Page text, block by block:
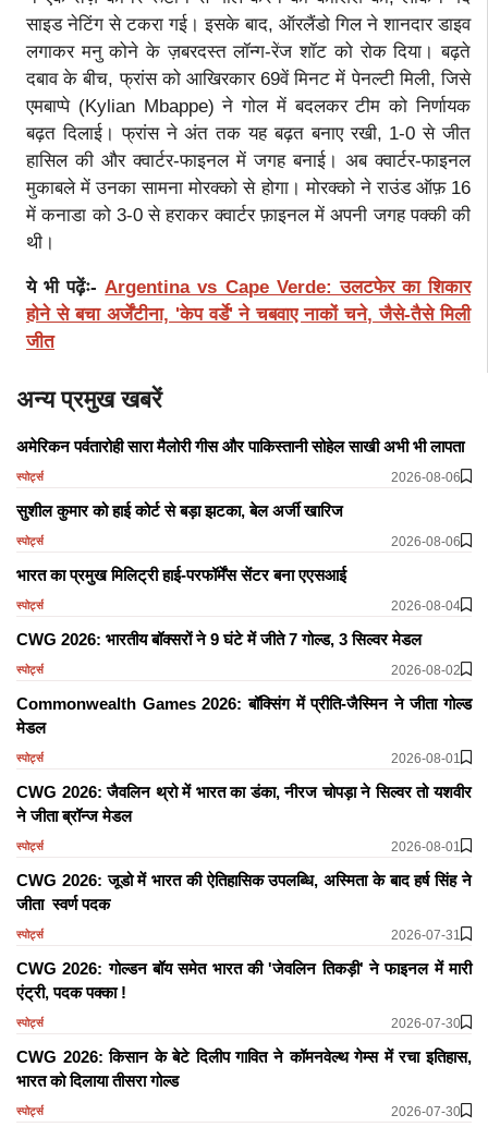
साइड नेटिंग से टकरा गई। इसके बाद, ऑरलैंडो गिल ने शानदार डाइव
लगाकर मनु कोने के ज़बरदस्त लॉन्ग-रेंज शॉट को रोक दिया। बढ़ते
दबाव के बीच, फ्रांस को आखिरकार 69वें मिनट में पेनल्टी मिली, जिसे
एमबाप्पे (Kylian Mbappe) ने गोल में बदलकर टीम को निर्णायक
बढ़त दिलाई। फ्रांस ने अंत तक यह बढ़त बनाए रखी, 1-0 से जीत
हासिल की और क्वार्टर-फाइनल में जगह बनाई। अब क्वार्टर-फाइनल
मुकाबले में उनका सामना मोरक्को से होगा। मोरक्को ने राउंड ऑफ़ 16
में कनाडा को 3-0 से हराकर क्वार्टर फ़ाइनल में अपनी जगह पक्की की
थी।
ये भी पढ़ेंः- Argentina vs Cape Verde: उलटफेर का शिकार
होने से बचा अर्जेंटीना, 'केप वर्डे' ने चबवाए नाकों चने, जैसे-तैसे मिली
जीत
अन्य प्रमुख खबरें
अमेरिकन पर्वतारोही सारा मैलोरी गीस और पाकिस्तानी सोहेल साखी अभी भी लापता
स्पोर्ट्स 2026-08-06
सुशील कुमार को हाई कोर्ट से बड़ा झटका, बेल अर्जी खारिज
स्पोर्ट्स 2026-08-06
भारत का प्रमुख मिलिट्री हाई-परफॉर्मेंस सेंटर बना एएसआई
स्पोर्ट्स 2026-08-04
CWG 2026: भारतीय बॉक्सरों ने 9 घंटे में जीते 7 गोल्ड, 3 सिल्वर मेडल
स्पोर्ट्स 2026-08-02
Commonwealth Games 2026: बॉक्सिंग में प्रीति-जैस्मिन ने जीता गोल्ड
मेडल
स्पोर्ट्स 2026-08-01
CWG 2026: जैवलिन थ्रो में भारत का डंका, नीरज चोपड़ा ने सिल्वर तो यशवीर
ने जीता ब्रॉन्ज मेडल
स्पोर्ट्स 2026-08-01
CWG 2026: जूडो में भारत की ऐतिहासिक उपलब्धि, अस्मिता के बाद हर्ष सिंह ने
जीता स्वर्ण पदक
स्पोर्ट्स 2026-07-31
CWG 2026: गोल्डन बॉय समेत भारत की 'जेवलिन तिकड़ी' ने फाइनल में मारी
एंट्री, पदक पक्का !
स्पोर्ट्स 2026-07-30
CWG 2026: किसान के बेटे दिलीप गावित ने कॉमनवेल्थ गेम्स में रचा इतिहास,
भारत को दिलाया तीसरा गोल्ड
स्पोर्ट्स 2026-07-30